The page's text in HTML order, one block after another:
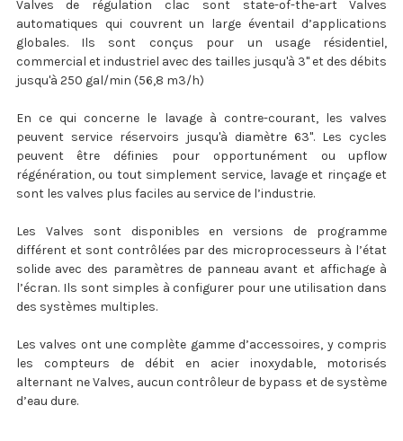
Valves de régulation clac sont state-of-the-art Valves
automatiques qui couvrent un large éventail d’applications
globales. Ils sont conçus pour un usage résidentiel,
commercial et industriel avec des tailles jusqu'à 3" et des débits
jusqu'à 250 gal/min (56,8 m3/h)
En ce qui concerne le lavage à contre-courant, les valves
peuvent service réservoirs jusqu'à diamètre 63". Les cycles
peuvent être définies pour opportunément ou upflow
régénération, ou tout simplement service, lavage et rinçage et
sont les valves plus faciles au service de l’industrie.
Les Valves sont disponibles en versions de programme
différent et sont contrôlées par des microprocesseurs à l’état
solide avec des paramètres de panneau avant et affichage à
l’écran. Ils sont simples à configurer pour une utilisation dans
des systèmes multiples.
Les valves ont une complète gamme d’accessoires, y compris
les compteurs de débit en acier inoxydable, motorisés
alternant ne Valves, aucun contrôleur de bypass et de système
d’eau dure.